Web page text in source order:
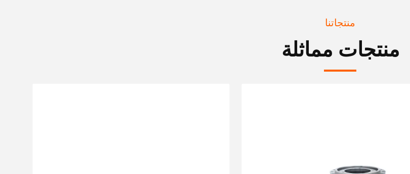
منتجاتنا
منتجات مماثلة